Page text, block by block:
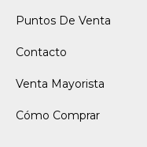
Puntos De Venta
Contacto
Venta Mayorista
Cómo Comprar